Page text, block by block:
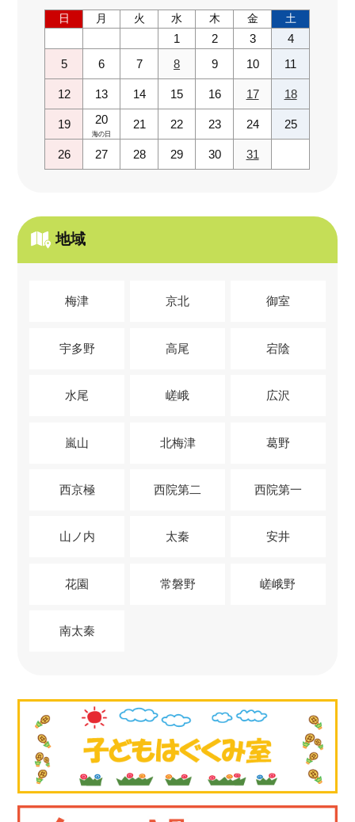
日 月 火 水 木 金 土
1 2 3
4
5
6 7 8 9 10 11
12 13 14 15 16 17 18
19 20
海の日
21 22 23 24 25
26 27 28 29 30 31
地域
梅津 京北 御室
宇多野 高尾 宕陰
水尾 嵯峨 広沢
嵐山 北梅津 葛野
西京極 西院第二 西院第一
山ノ内 太秦 安井
花園 常磐野 嵯峨野
南太秦